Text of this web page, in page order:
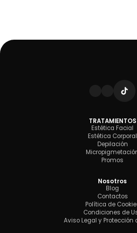
TRATAMIENTOS
Estética Facial
Estética Corporal
Depilación
Promos
Nosotros
Blog
Contactos
Política de
Condiciones de
Aviso Legal y Protección